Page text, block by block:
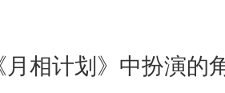
相计划》中扮演的